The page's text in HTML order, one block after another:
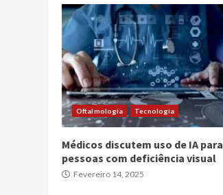
Oftalmologia Tecnologia
Médicos discutem uso de IA para
pessoas com deficiência visual
Fevereiro 14, 2025